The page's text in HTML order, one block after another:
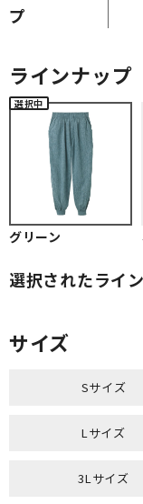
プ
ラインナップ
グリーン
選択されたライ
サイズ
Sサイズ
Lサイズ
3Lサイズ